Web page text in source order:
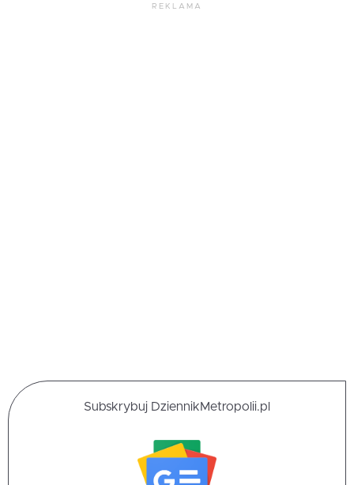
REKLAMA
Subskrybuj DziennikMetropolii.pl